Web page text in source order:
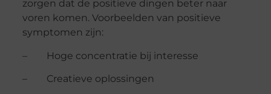
zorgen dat de positieve dingen beter naar
voren komen. Voorbeelden van positieve
symptomen zijn:
– Hoge concentratie bij interesse
– Creatieve oplossingen